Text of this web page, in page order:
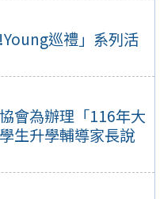
巡禮」系列活
會為辦理「116年大
生升學輔導家長說